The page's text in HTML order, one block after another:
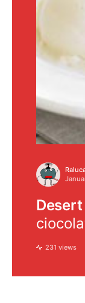
Desert
231 views